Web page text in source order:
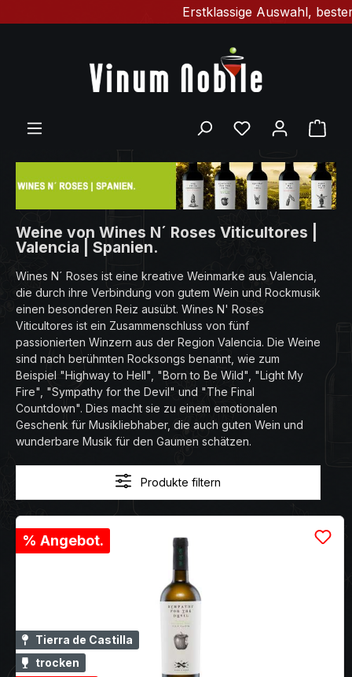
Erstklassige Auswahl, bester
Du hast 0
Weine von Wines N´ Roses Viticultores |
Valencia | Spanien.
Wines N´ Roses ist eine kreative Weinmarke aus Valencia,
die durch ihre Verbindung von gutem Wein und Rockmusik
einen besonderen Reiz ausübt. Wines N' Roses
Viticultores ist ein Zusammenschluss von fünf
passionierten Winzern aus der Region Valencia. Die Weine
sind nach berühmten Rocksongs benannt, wie zum
Beispiel "Highway to Hell", "Born to Be Wild", "Light My
Fire", "Sympathy for the Devil" und "The Final
Countdown". Dies macht sie zu einem emotionalen
Geschenk für Musikliebhaber, die auch guten Wein und
wunderbare Musik für den Gaumen schätzen.
Produkte filtern
% Angebot.
Tierra de Castilla
trocken